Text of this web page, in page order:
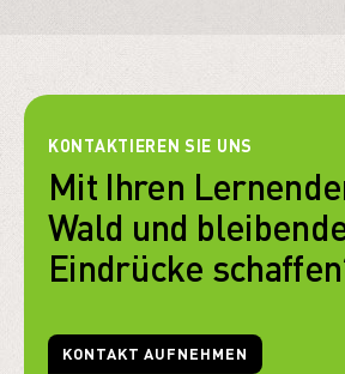
KONTAKTIEREN SIE UNS
Mit Ihren
Wald und
Eindrücke
KONTAKT AUFNEHMEN